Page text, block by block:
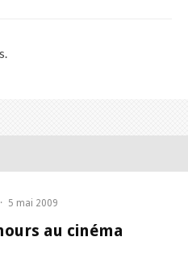
· 5 mai 2009
au cinéma